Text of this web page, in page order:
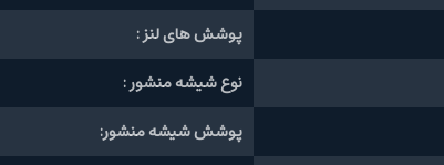
پوشش های لنز :
نوع شیشه منشور :
پوشش شیشه منشور: